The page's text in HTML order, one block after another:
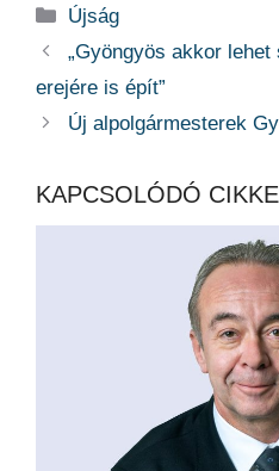
Kategória
Újság
„Gyöngyös akkor
erejére is épít”
Új alpolgármesterek
KAPCSOLÓDÓ